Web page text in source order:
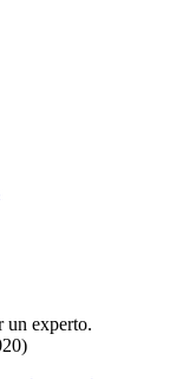
un experto.